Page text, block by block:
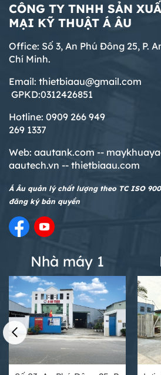
CÔNG TY TNHH SẢN
MẠI KỸ THUẬT Á ÂU
Office: Số 3, An Phú Đông 25, P.
Chí Minh.
Email:
GPKD:0312426851
Hotline: 0909
269 1337
Web: aautank.com --
aautech.vn -- thietbiaau.com
Á Âu quản lý chất lượng theo TC ISO
đăng ký bản quyền
Nhà máy 1